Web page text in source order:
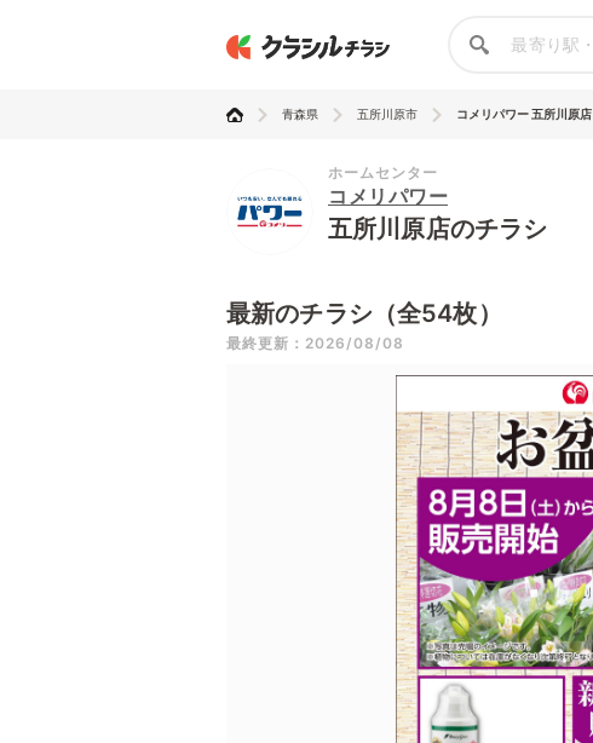
青森県 五所川原市 コメリパワー 五所川原店
ホームセンター
コメリパワー
五所川原店のチラシ
最新のチラシ（全54枚）
最終更新：2026/08/08